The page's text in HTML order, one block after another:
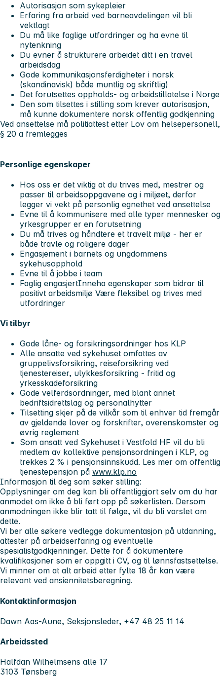
Autorisasjon som sykepleier
Erfaring fra arbeid ved barneavdelingen vil bli
vektlagt
Du må like faglige utfordringer og ha evne til
nytenkning
Du evner å strukturere arbeidet ditt i en travel
arbeidsdag
Gode kommunikasjonsferdigheter i norsk
(skandinavisk) både muntlig og skriftlig)
Det forutsettes oppholds- og arbeidstillatelse i Norge
Den som tilsettes i stilling som krever autorisasjon,
må kunne dokumentere norsk offentlig godkjenning
Ved ansettelse må politiattest etter Lov om helsepersonell,
§ 20 a fremlegges
Personlige egenskaper
Hos oss er det viktig at du trives med, mestrer og
passer til arbeidsoppgavene og i miljøet, derfor
legger vi vekt på personlig egnethet ved ansettelse
Evne til å kommunisere med alle typer mennesker og
yrkesgrupper er en forutsetning
Du må trives og håndtere et travelt miljø - her er
både travle og roligere dager
Engasjement i barnets og ungdommens
sykehusopphold
Evne til å jobbe i team
Faglig engasjertInneha egenskaper som bidrar til
positivt arbeidsmiljø Være fleksibel og trives med
utfordringer
Vi tilbyr
Gode låne- og forsikringsordninger hos KLP
Alle ansatte ved sykehuset omfattes av
gruppelivsforsikring, reiseforsikring ved
tjenestereiser, ulykkesforsikring - fritid og
yrkesskadeforsikring
Gode velferdsordninger, med blant annet
bedriftsidrettslag og personalhytter
Tilsetting skjer på de vilkår som til enhver tid fremgår
av gjeldende lover og forskrifter, overenskomster og
øvrig reglement
Som ansatt ved Sykehuset i Vestfold HF vil du bli
medlem av kollektive pensjonsordningen i KLP, og
trekkes 2 % i pensjonsinnskudd. Les mer om offentlig
tjenestepensjon på www.klp.no
Informasjon til deg som søker stilling:
Opplysninger om deg kan bli offentliggjort selv om du har
anmodet om ikke å bli ført opp på søkerlisten. Dersom
anmodningen ikke blir tatt til følge, vil du bli varslet om
dette.
Vi ber alle søkere vedlegge dokumentasjon på utdanning,
attester på arbeidserfaring og eventuelle
spesialistgodkjenninger. Dette for å dokumentere
kvalifikasjoner som er oppgitt i CV, og til lønnsfastsettelse.
Vi minner om at alt arbeid etter fylte 18 år kan være
relevant ved ansiennitetsberegning.
Kontaktinformasjon
Dawn Aas-Aune, Seksjonsleder, +47 48 25 11 14
Arbeidssted
Halfdan Wilhelmsens alle 17
3103 Tønsberg